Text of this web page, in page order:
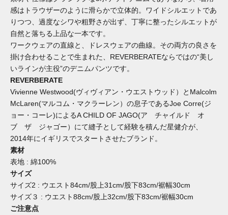
感はトラウザーのように滑らかで立体的。ワイドシルエットであ
りつつ、過度なシワや粗野さが出ず、丁寧に整ったシルエットが
自然と落ちる上品な一本です。
ワークウェアの直線と、ドレスウェアの曲線。その両方の良さを
掛け合わせることで生まれた、 REVERBERATEならではの“美し
いラインが主役”のデニムパンツです。
REVERBERATE
Vivienne Westwood(ヴィヴィアン・ウエストウッド）とMalcolm
McLaren(マルコム・マクラーレン）の息子であるJoe Corre(ジ
ョー・コーレ)によるA CHILD OF JAGO(ア チャイルド オ
ブ ザ ジャゴー）にて縫子として経験を積んだ星健介が、
2014年にイギリスでスタートさせたブランド。
素材
表地 : 綿100%
サイズ
サイズ2 : ウエスト84cm/股上31cm/股下83cm/裾幅30cm
サイズ３ : ウエスト88cm/股上32cm/股下83cm/裾幅30cm
ご注意点